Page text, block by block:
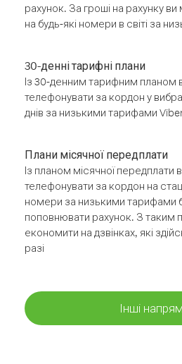
рахунок. За гроші на рахунку
на будь-які номери в світі за
30-денні тарифні плани
Із 30-денним тарифним планом
телефонувати за кордон у
днів за низькими тарифами
Плани місячної передплати
Із планом місячної передплати
телефонувати за кордон на
номери за низькими тарифами
поповнювати рахунок. З таким
економити на дзвінках, які
разі
Інші